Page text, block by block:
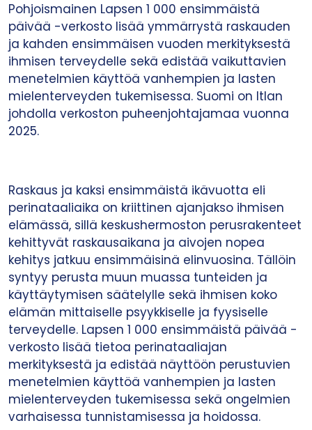
Pohjoismainen Lapsen 1 000 ensimmäistä
päivää -verkosto lisää ymmärrystä raskauden
ja kahden ensimmäisen vuoden merkityksestä
ihmisen terveydelle sekä edistää vaikuttavien
menetelmien käyttöä vanhempien ja lasten
mielenterveyden tukemisessa. ​Suomi on Itlan
johdolla verkoston puheenjohtajamaa vuonna
2025.
Raskaus ja kaksi ensimmäistä ikävuotta eli
perinataaliaika on kriittinen ajanjakso ihmisen
elämässä, sillä keskushermoston perusrakenteet
kehittyvät raskausaikana ja aivojen nopea
kehitys jatkuu ensimmäisinä elinvuosina. Tällöin
syntyy perusta muun muassa tunteiden ja
käyttäytymisen säätelylle sekä ihmisen koko
elämän mittaiselle psyykkiselle ja fyysiselle
terveydelle. ​Lapsen 1 000 ensimmäistä päivää -
verkosto lisää tietoa perinataaliajan
merkityksestä ja edistää näyttöön perustuvien
menetelmien käyttöä vanhempien ja lasten
mielenterveyden tukemisessa sekä ongelmien
varhaisessa tunnistamisessa ja hoidossa.